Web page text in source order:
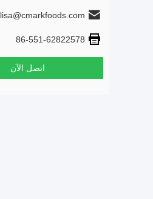
lisa@cmarkfoods.com
86-551-62822578
اتصل الآن